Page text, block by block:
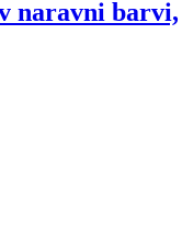
naravni barvi,